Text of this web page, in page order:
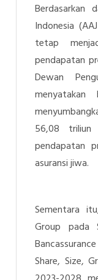
Berdasarkan
Indonesia
tetap
pendapatan
Dewan
menyatakan
56,08
pendapatan
asuransi jiwa.
Sementara
Group pada
Share, Size,